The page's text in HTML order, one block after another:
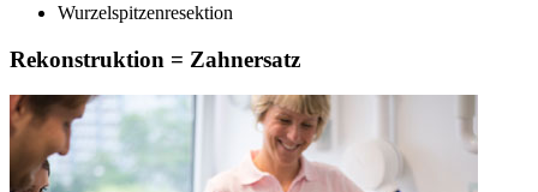
Wurzelspitzenresektion
Rekonstruktion = Zahnersatz